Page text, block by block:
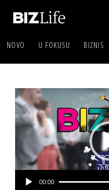
NOVO U FOKUSU BIZNIS
Video
Player
00:00